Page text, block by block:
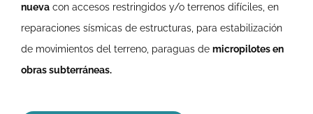
nueva con accesos restringidos y/o terrenos difíciles, en
reparaciones sísmicas de estructuras, para estabilización
de movimientos del terreno, paraguas de micropilotes en
obras subterráneas.